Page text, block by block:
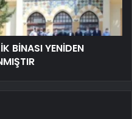
BİNASI YENİDEN